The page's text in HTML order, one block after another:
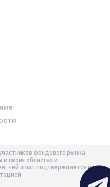
фондового рынка
своих областях и
чей опыт подтверждается их